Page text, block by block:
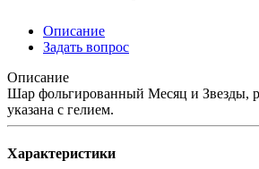
Описание
Задать вопрос
Описание
Шар фольгированный Месяц и Звезды,
указана с гелием.
Характеристики